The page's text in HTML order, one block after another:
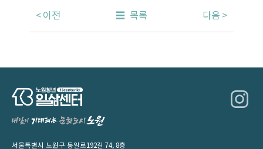
이전 목록 다음
서울특별시 노원구 동일로192길 74, 8층